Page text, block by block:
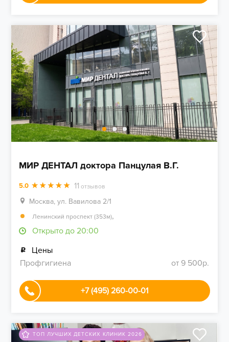
МИР ДЕНТАЛ доктора Панцулая В.Г.
5.0 11 отзывов
Москва, ул. Вавилова 2/1
Ленинский проспект (353м),
Открыто до 20:00
Цены
Профгигиена
от 9 500р.
+7 (495) 260-00-01
ТОП ЛУЧШИХ ДЕТСКИХ КЛИНИК 2026